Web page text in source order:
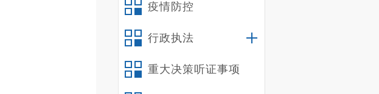
疫情防控
行政执法
重大决策听证事项